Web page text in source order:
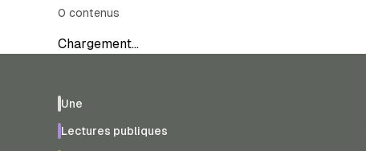
0 contenus
Chargement…
Une
Lectures publiques